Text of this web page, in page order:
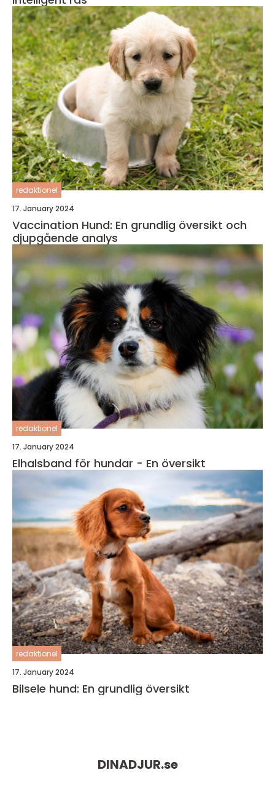
redaktionel
17. January 2024
Vaccination Hund: En grundlig översikt och
djupgående analys
redaktionel
17. January 2024
Elhalsband för hundar - En översikt
redaktionel
17. January 2024
Bilsele hund: En grundlig översikt
DINADJUR.se